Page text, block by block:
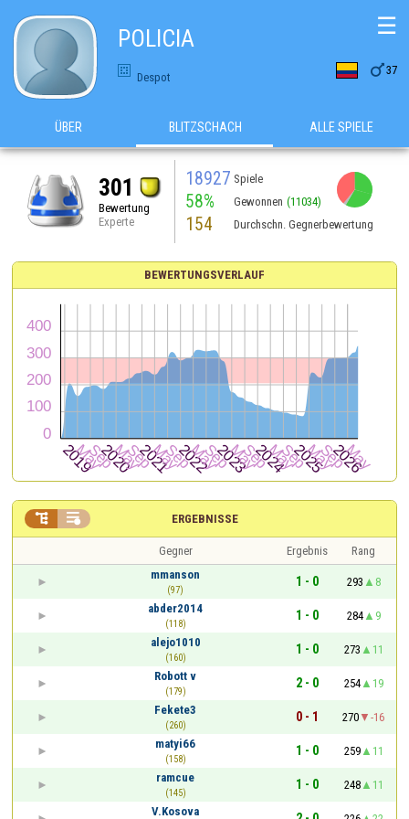
POLICIA
Despot 37
☰
ÜBER BLITZSCHACH ALLE SPIELE
301
Bewertung
Experte
18927 Spiele
58% Gewonnen (11034)
154 Durchschn. Gegnerbewertung
BEWERTUNGSVERLAUF
ERGEBNISSE
 
Gegner Ergebnis
Rang
mmanson
(97)
1 - 0 293
8
abder2014
(118)
1 - 0 284
9
alejo1010
(160)
1 - 0 273
11
Robott v
(179)
2 - 0 254
19
Fekete3
(260)
0 - 1 270
-16
matyi66
(158)
1 - 0 259
11
ramcue
(145)
1 - 0 248
11
V.Kosova